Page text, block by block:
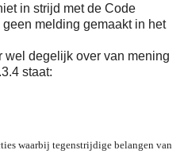
in strijd met de Code
melding gemaakt in het
wel degelijk over van mening
staat:
waarbij tegenstrijdige belangen van